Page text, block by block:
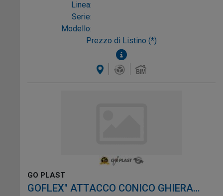
Linea:
Serie:
Modello:
Prezzo di Listino (*)
GO PLAST
GOFLEX" ATTACCO CONICO GHIERA